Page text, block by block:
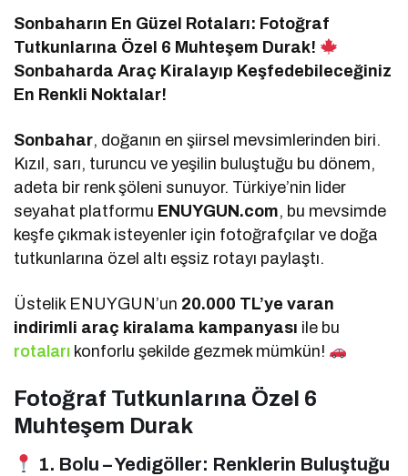
Sonbaharın En Güzel Rotaları: Fotoğraf
Tutkunlarına Özel 6 Muhteşem Durak!
Sonbaharda Araç Kiralayıp Keşfedebileceğiniz
En Renkli Noktalar!
Sonbahar, doğanın en şiirsel mevsimlerinden biri.
Kızıl, sarı, turuncu ve yeşilin buluştuğu bu dönem,
adeta bir renk şöleni sunuyor. Türkiye’nin lider
seyahat platformu ENUYGUN.com, bu mevsimde
keşfe çıkmak isteyenler için fotoğrafçılar ve doğa
tutkunlarına özel altı eşsiz rotayı paylaştı.
Üstelik ENUYGUN’un 20.000 TL’ye varan
indirimli araç kiralama kampanyası ile bu
rotaları konforlu şekilde gezmek mümkün!
Fotoğraf Tutkunlarına Özel 6
Muhteşem Durak
1. Bolu – Yedigöller: Renklerin Buluştuğu